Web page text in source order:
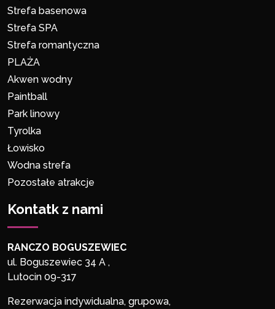
Strefa basenowa
Strefa SPA
Strefa romantyczna
PLAŻA
Akwen wodny
Paintball
Park linowy
Tyrolka
Łowisko
Wodna strefa
Pozostałe atrakcje
Kontatk z nami
RANCZO BOGUSZEWIEC
ul. Boguszewiec 34 A ,
Lutocin 09-317
Rezerwacja indywidualna, grupowa,